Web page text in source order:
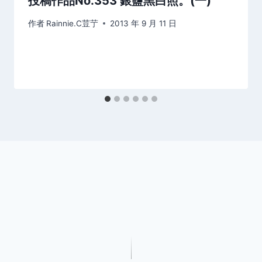
作者 Rainnie.C荳艼 2013 年 9 月 11 日